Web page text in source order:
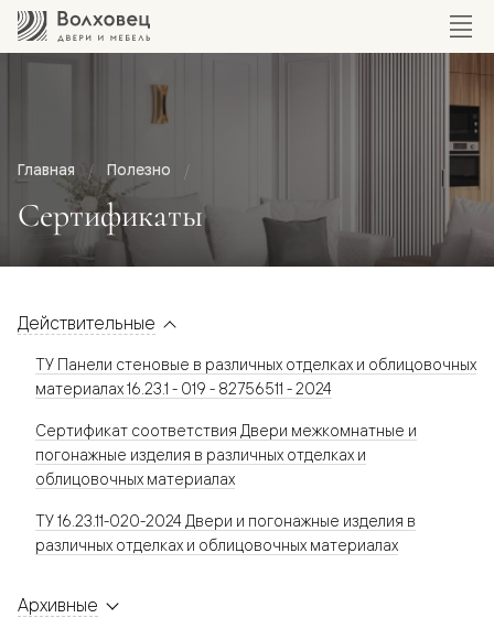
Главная Полезно
Сертификаты
Действительные
ТУ Панели стеновые в различных отделках и облицовочных
материалах 16.23.1 - 019 - 82756511 - 2024
Сертификат соответствия Двери межкомнатные и
погонажные изделия в различных отделках и
облицовочных материалах
ТУ 16.23.11-020-2024 Двери и погонажные изделия в
различных отделках и облицовочных материалах
Архивные